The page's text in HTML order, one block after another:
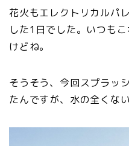
花火もエレクトリカルパ
した1日でした。いつも
けどね。
そうそう、今回スプラッ
たんですが、水の全くな